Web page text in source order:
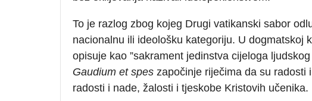
To je razlog zbog kojeg Drugi vatikanski sabor
nacionalnu ili ideološku kategoriju. U dogmatskoj
opisuje kao ”sakrament jedinstva cijeloga
Gaudium et spes započinje riječima da su radosti
radosti i nade, žalosti i tjeskobe Kristovih učenika.